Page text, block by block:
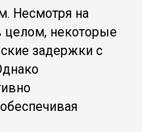
Несмотря на
целом, некоторые
задержки с